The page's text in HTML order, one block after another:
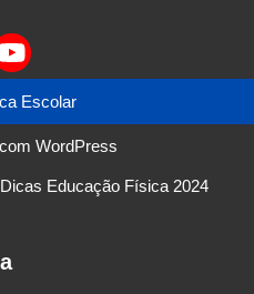
Escolar
WordPress
Educação Física 2024